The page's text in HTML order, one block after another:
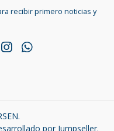
recibir primero noticias y
por Jumpseller.